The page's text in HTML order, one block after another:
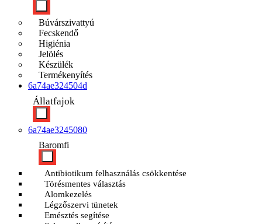
Búvárszivattyú
Fecskendő
Higiénia
Jelölés
Készülék
Termékenyítés
6a74ae324504d
Állatfajok
6a74ae3245080
Baromfi
Antibiotikum felhasználás csökkentése
Törésmentes választás
Alomkezelés
Légzőszervi tünetek
Emésztés segítése